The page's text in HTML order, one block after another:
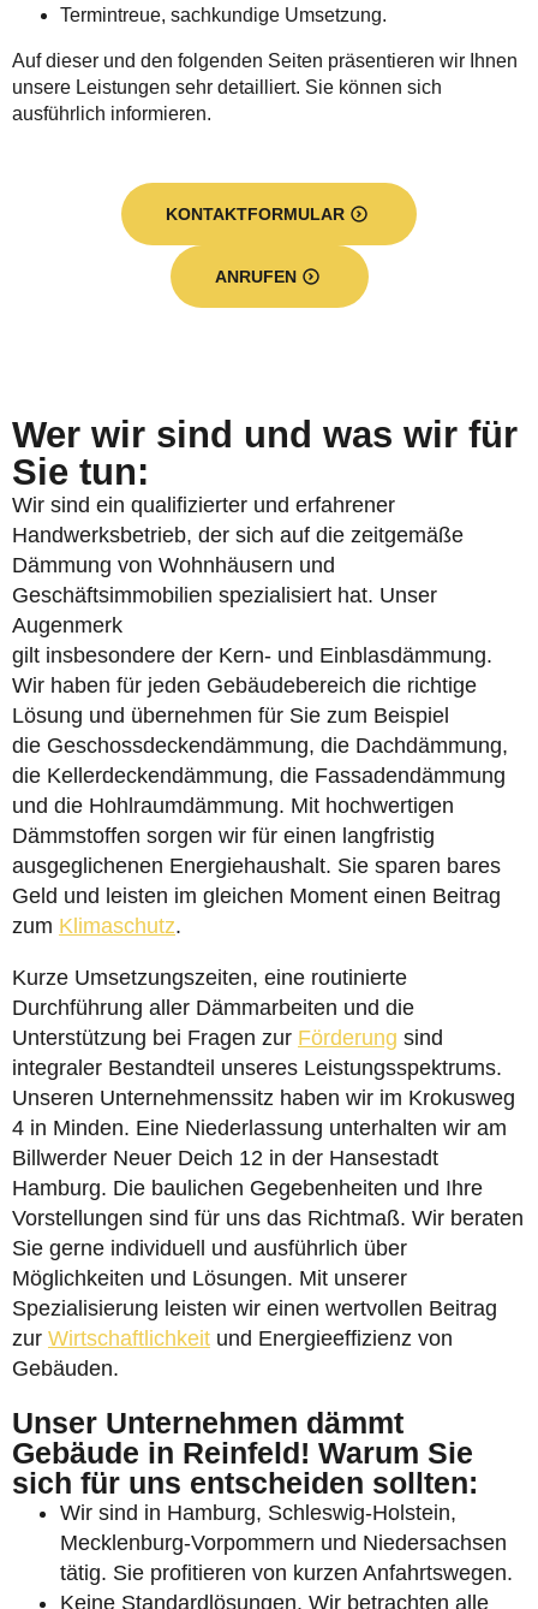
Termintreue, sachkundige Umsetzung.
Auf dieser und den folgenden Seiten präsentieren wir Ihnen
unsere Leistungen sehr detailliert. Sie können sich
ausführlich informieren.
KONTAKTFORMULAR
ANRUFEN
Wer wir sind und was wir für
Sie tun:
Wir sind ein qualifizierter und erfahrener
Handwerksbetrieb, der sich auf die zeitgemäße
Dämmung von Wohnhäusern und
Geschäftsimmobilien spezialisiert hat. Unser
Augenmerk
gilt insbesondere der Kern- und Einblasdämmung.
Wir haben für jeden Gebäudebereich die richtige
Lösung und übernehmen für Sie zum Beispiel
die Geschossdeckendämmung, die Dachdämmung,
die Kellerdeckendämmung, die Fassadendämmung
und die Hohlraumdämmung. Mit hochwertigen
Dämmstoffen sorgen wir für einen langfristig
ausgeglichenen Energiehaushalt. Sie sparen bares
Geld und leisten im gleichen Moment einen Beitrag
zum Klimaschutz.
Kurze Umsetzungszeiten, eine routinierte
Durchführung aller Dämmarbeiten und die
Unterstützung bei Fragen zur Förderung sind
integraler Bestandteil unseres Leistungsspektrums.
Unseren Unternehmenssitz haben wir im Krokusweg
4 in Minden. Eine Niederlassung unterhalten wir am
Billwerder Neuer Deich 12 in der Hansestadt
Hamburg. Die baulichen Gegebenheiten und Ihre
Vorstellungen sind für uns das Richtmaß. Wir beraten
Sie gerne individuell und ausführlich über
Möglichkeiten und Lösungen. Mit unserer
Spezialisierung leisten wir einen wertvollen Beitrag
zur Wirtschaftlichkeit und Energieeffizienz von
Gebäuden.
Unser Unternehmen dämmt
Gebäude in Reinfeld! Warum Sie
sich für uns entscheiden sollten:
Wir sind in Hamburg, Schleswig-Holstein,
Mecklenburg-Vorpommern und Niedersachsen
tätig. Sie profitieren von kurzen Anfahrtswegen.
Keine Standardlösungen. Wir betrachten alle